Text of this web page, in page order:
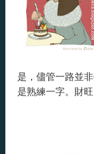
是，儘管一路並
是熟練一字。財